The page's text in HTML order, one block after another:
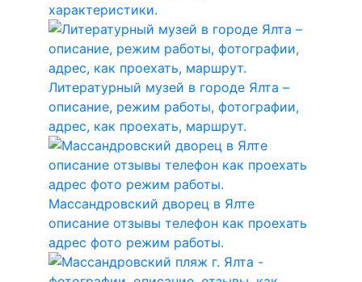
характеристики.
Литературный музей в городе Ялта –
описание, режим работы, фотографии,
адрес, как проехать, маршрут.
Массандровский дворец в Ялте
описание отзывы телефон как проехать
адрес фото режим работы.